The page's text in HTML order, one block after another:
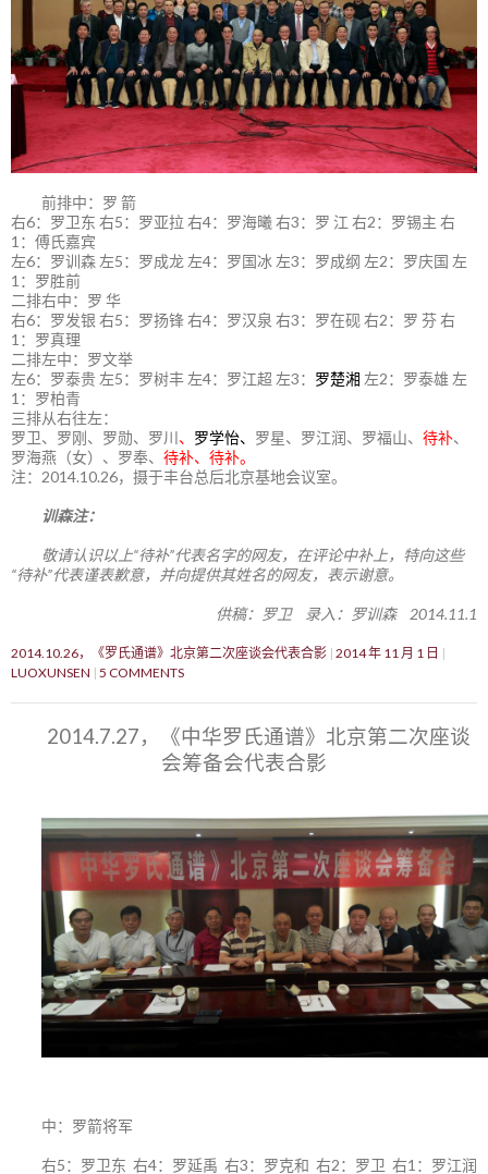
前排中：罗 箭
右6：罗卫东 右5：罗亚拉 右4：罗海曦 右3：罗 江 右2：罗锡主 右
1：傅氏嘉宾
左6：罗训森 左5：罗成龙 左4：罗国冰 左3：罗成纲 左2：罗庆国 左
1：罗胜前
二排右中：罗 华
右6：罗发银 右5：罗扬锋 右4：罗汉泉 右3：罗在砚 右2：罗 芬 右
1：罗真理
二排左中：罗文举
左6：罗泰贵 左5：罗树丰 左4：罗江超 左3： 罗楚湘 左2：罗泰雄 左
1：罗柏青
三排从右往左：
罗卫、罗刚、罗勋、罗川 、 罗学怡、 罗星、罗江润、罗福山、 待补、
罗海燕（女）、罗奉、 待补、待补。
注：2014.10.26，摄于丰台总后北京基地会议室。
训森注：
敬请认识以上“待补”代表名字的网友，在评论中补上，特向这些
“待补”代表谨表歉意，并向提供其姓名的网友，表示谢意。
供稿：罗卫 录入：罗训森 2014.11.1
2014.10.26，《罗氏通谱》北京第二次座谈会代表合影 2014 年 11 月 1 日
LUOXUNSEN 5 COMMENTS
2014.7.27，《中华罗氏通谱》北京第二次座谈
会筹备会代表合影
中：罗箭将军
右5：罗卫东 右4：罗延禹 右3：罗克和 右2：罗卫 右1：罗江润